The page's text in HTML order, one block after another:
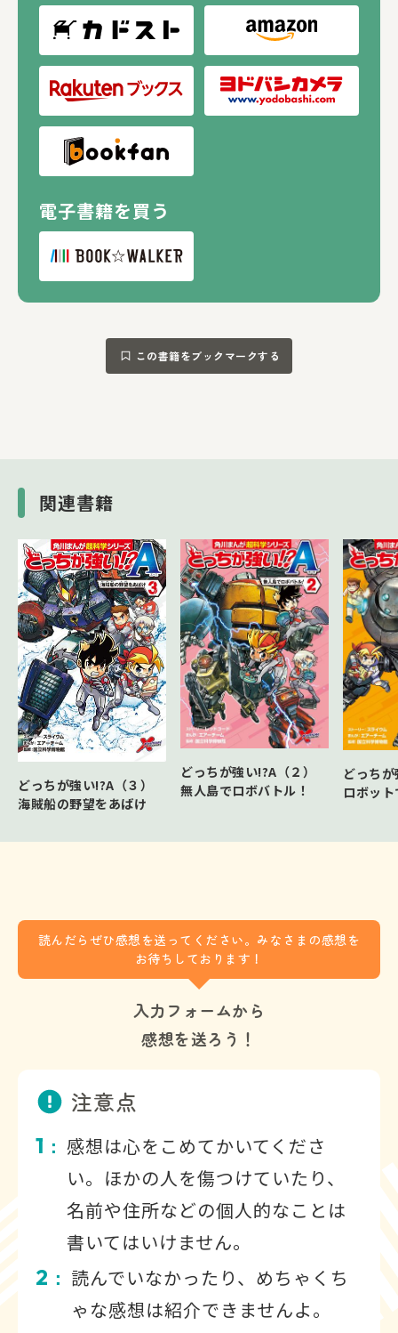
電子書籍を買う
この書籍をブックマークする
関連書籍
どっちが強い!?A（３）
海賊船の野望をあばけ
どっちが強い!?A（２）
無人島でロボバトル！
どっち
ロボッ
読んだらぜひ感想を送ってください。みなさまの感想を
お待ちしております！
入力フォームから
感想を送ろう！
注意点
1 ： 感想は心をこめてかいてくださ
い。ほかの人を傷つけていたり、
名前や住所などの個人的なことは
書いてはいけません。
2 ： 読んでいなかったり、めちゃくち
ゃな感想は紹介できませんよ。